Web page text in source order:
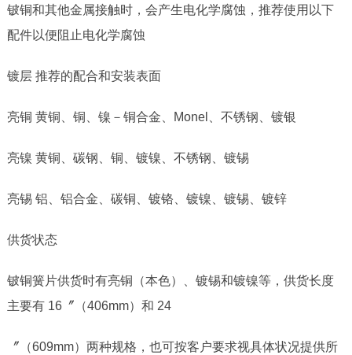
铍铜和其他金属接触时，会产生电化学腐蚀，推荐使用以下
配件以便阻止电化学腐蚀
镀层 推荐的配合和安装表面
亮铜 黄铜、铜、镍－铜合金、 Monel 、不锈钢、镀银
亮镍 黄铜、碳钢、铜、镀镍、不锈钢、镀锡
亮锡 铝、铝合金、碳铜、镀铬、镀镍、镀锡、镀锌
供货状态
铍铜簧片供货时有亮铜（本色）、镀锡和镀镍等，供货长度
主要有16〞（406mm）和 24
〞（609mm）两种规格，也可按客户要求视具体状况提供所